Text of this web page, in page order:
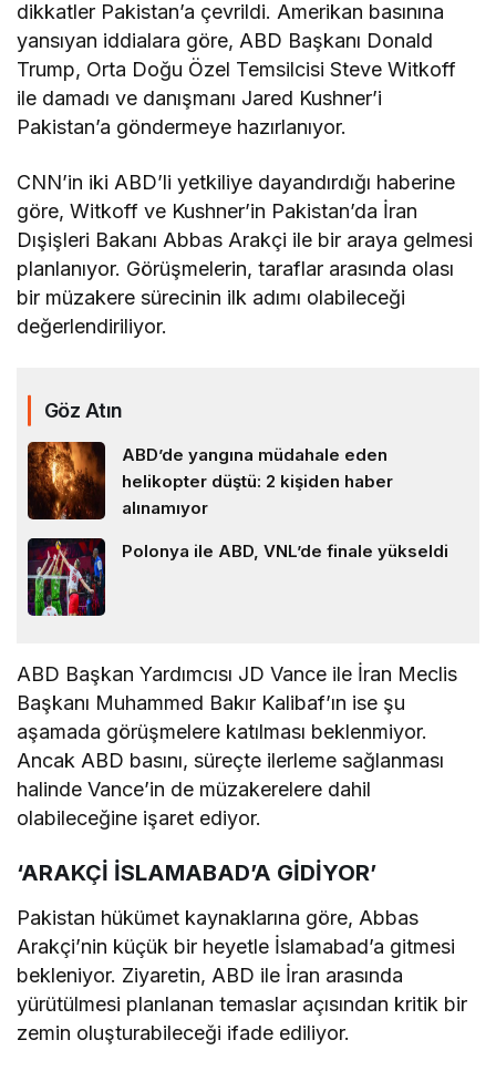
dikkatler Pakistan’a çevrildi. Amerikan basınına
yansıyan iddialara göre, ABD Başkanı Donald
Trump, Orta Doğu Özel Temsilcisi Steve Witkoff
ile damadı ve danışmanı Jared Kushner’i
Pakistan’a göndermeye hazırlanıyor.
CNN’in iki ABD’li yetkiliye dayandırdığı haberine
göre, Witkoff ve Kushner’in Pakistan’da İran
Dışişleri Bakanı Abbas Arakçi ile bir araya gelmesi
planlanıyor. Görüşmelerin, taraflar arasında olası
bir müzakere sürecinin ilk adımı olabileceği
değerlendiriliyor.
Göz Atın
ABD’de yangına müdahale eden
helikopter düştü: 2 kişiden haber
alınamıyor
Polonya ile ABD, VNL’de finale yükseldi
ABD Başkan Yardımcısı JD Vance ile İran Meclis
Başkanı Muhammed Bakır Kalibaf’ın ise şu
aşamada görüşmelere katılması beklenmiyor.
Ancak ABD basını, süreçte ilerleme sağlanması
halinde Vance’in de müzakerelere dahil
olabileceğine işaret ediyor.
‘ARAKÇİ İSLAMABAD’A GİDİYOR’
Pakistan hükümet kaynaklarına göre, Abbas
Arakçi’nin küçük bir heyetle İslamabad’a gitmesi
bekleniyor. Ziyaretin, ABD ile İran arasında
yürütülmesi planlanan temaslar açısından kritik bir
zemin oluşturabileceği ifade ediliyor.